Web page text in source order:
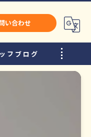
い合わせ
フブログ